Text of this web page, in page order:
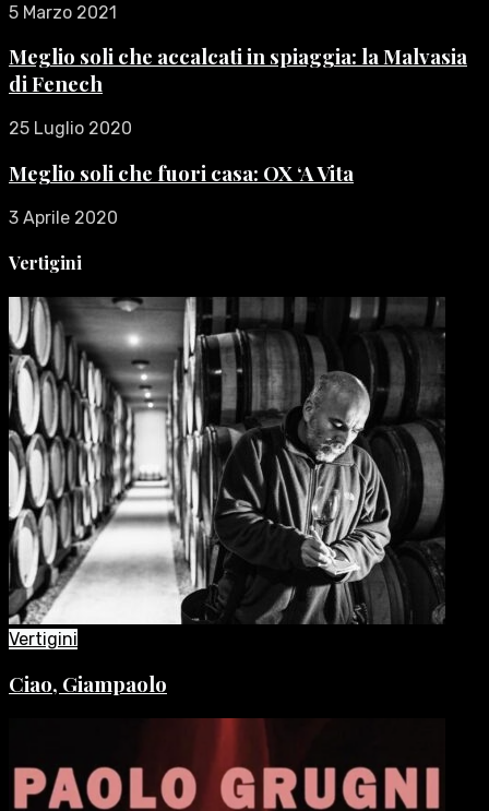
5 Marzo 2021
Meglio soli che accalcati in spiaggia: la Malvasia
di Fenech
25 Luglio 2020
Meglio soli che fuori casa: OX ‘A Vita
3 Aprile 2020
Vertigini
Vertigini
Ciao, Giampaolo